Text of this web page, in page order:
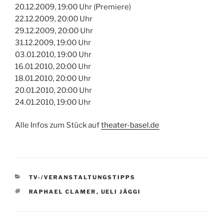
20.12.2009, 19:00 Uhr (Premiere)
22.12.2009, 20:00 Uhr
29.12.2009, 20:00 Uhr
31.12.2009, 19:00 Uhr
03.01.2010, 19:00 Uhr
16.01.2010, 20:00 Uhr
18.01.2010, 20:00 Uhr
20.01.2010, 20:00 Uhr
24.01.2010, 19:00 Uhr
Alle Infos zum Stück auftheater-basel.de
KATEGORIEN
TV-/VERANSTALTUNGSTIPPS
SCHLAGWÖRTER
RAPHAEL CLAMER , UELI JÄGGI